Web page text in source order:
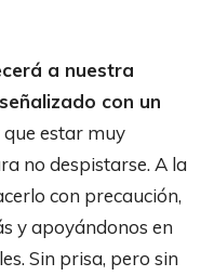
a nuestra
con un
que estar muy
no despistarse. A la
con precaución,
y apoyándonos en
Sin prisa, pero sin